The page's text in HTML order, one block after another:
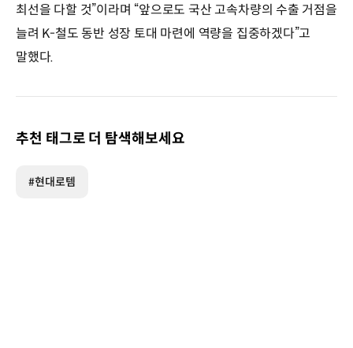
최선을 다할 것”이라며 “앞으로도 국산 고속차량의 수출 거점을
늘려 K-철도 동반 성장 토대 마련에 역량을 집중하겠다”고
말했다.
추천 태그로 더 탐색해보세요
#현대로템